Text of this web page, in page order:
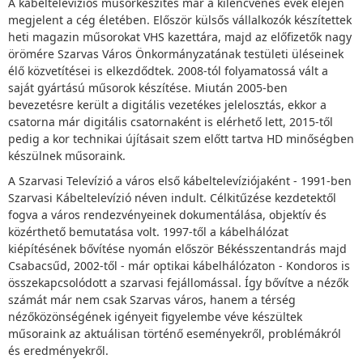
megjelent a cég életében. Először külsős vállalkozók készítettek
heti magazin műsorokat VHS kazettára, majd az előfizetők nagy
örömére Szarvas Város Önkormányzatának testületi üléseinek
élő közvetítései is elkezdődtek. 2008-tól folyamatossá vált a
saját gyártású műsorok készítése. Miután 2005-ben
bevezetésre került a digitális vezetékes jelelosztás, ekkor a
csatorna már digitális csatornaként is elérhető lett, 2015-től
pedig a kor technikai újításait szem előtt tartva HD minőségben
készülnek műsoraink.
A Szarvasi Televízió a város első kábeltelevíziójaként - 1991-ben
Szarvasi Kábeltelevízió néven indult. Célkitűzése kezdetektől
fogva a város rendezvényeinek dokumentálása, objektív és
közérthető bemutatása volt. 1997-től a kábelhálózat
kiépítésének bővítése nyomán először Békésszentandrás majd
Csabacsűd, 2002-től - már optikai kábelhálózaton - Kondoros is
összekapcsolódott a szarvasi fejállomással. Így bővítve a nézők
számát már nem csak Szarvas város, hanem a térség
nézőközönségének igényeit figyelembe véve készültek
műsoraink az aktuálisan történő eseményekről, problémákról
és eredményekről.